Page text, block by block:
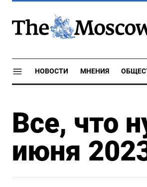
НОВОСТИ МНЕНИЯ
Все, что
июня